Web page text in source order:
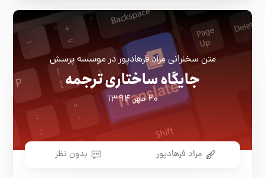
متن سخنرانی مراد فرهادپور در موسسه پرسش
جایگاه ساختاری ترجمه
۲۰ مهر ۱۳۹۴
مراد فرهادپور بدون نظر